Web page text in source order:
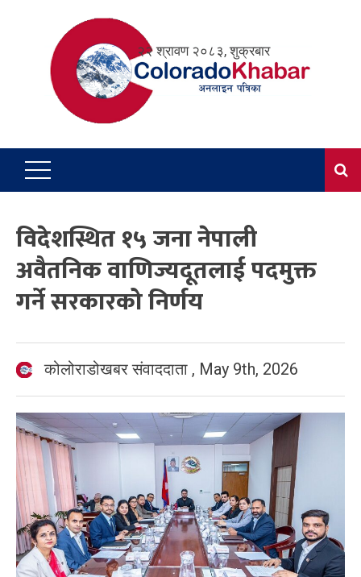
२२ श्रावण २०८३, शुक्रबार
विदेशस्थित १५ जना नेपाली
अवैतनिक वाणिज्यदूतलाई पदमुक्त
गर्ने सरकारको निर्णय
कोलोराडोखबर संवाददाता , May 9th, 2026